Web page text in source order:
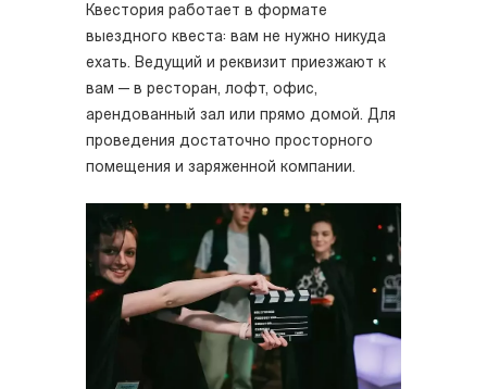
Квестория работает в формате
выездного квеста: вам не нужно никуда
ехать. Ведущий и реквизит приезжают к
вам — в ресторан, лофт, офис,
арендованный зал или прямо домой. Для
проведения достаточно просторного
помещения и заряженной компании.